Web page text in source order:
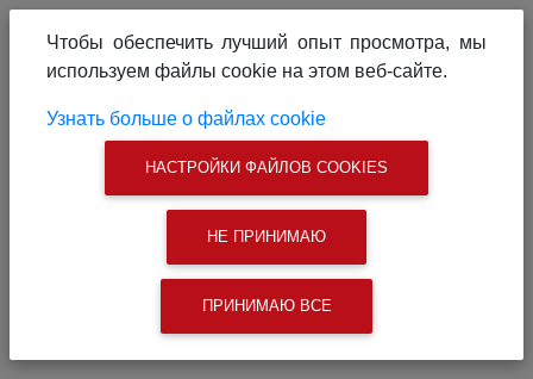
Связаться с нами
Поиск
Чтобы обеспечить лучший опыт просмотра, мы
используем файлы cookie на этом веб-сайте.
Узнать больше о файлах cookie